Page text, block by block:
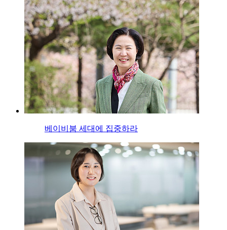
베이비붐 세대에 집중하라